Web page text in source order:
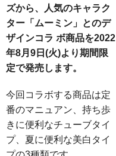
ズから、人気のキャラク
ター「ムーミン」とのデ
ザインコラ ボ商品を2022
年8月9日(火)より期間限
定で発売します。
今回コラボする商品は定
番のマニュアン、持ち歩
きに便利なチューブタイ
プ、夏に便利な美白タイ